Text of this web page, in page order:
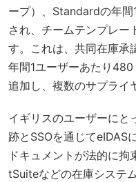
ープ）、Standardの年
され、チームテンプレー
す。これは、共同在庫承
年間1ユーザーあたり
追加し、複数のサプライ
イギリスのユーザーに
跡とSSOを通じてeIDAS
ドキュメントが法的に
tSuiteなどの在庫システ